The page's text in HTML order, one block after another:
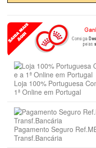
Loja 100% Portuguesa
1ª Online em Portugal
Pagamento Seguro
Transf.Bancária